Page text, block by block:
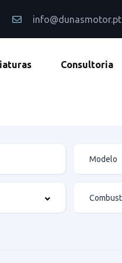
info@dunasmotor.pt
Consultoria